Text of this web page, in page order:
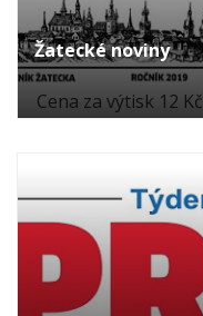
Žatecké noviny
Cena za výtisk 12 Kč